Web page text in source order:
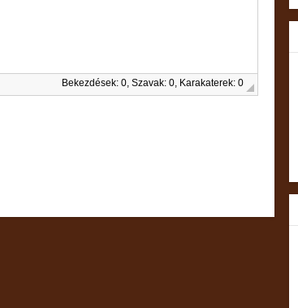
Bekezdések: 0, Szavak: 0, Karakaterek: 0